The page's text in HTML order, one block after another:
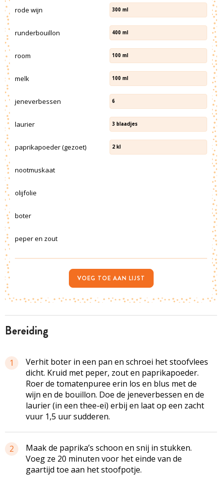
bereiding
1
Verhit boter in een pan en schroei het stoofvlees
dicht. Kruid met peper, zout en paprikapoeder.
Roer de tomatenpuree erin los en blus met de
wijn en de bouillon. Doe de jeneverbessen en de
laurier (in een thee-ei) erbij en laat op een zacht
vuur 1,5 uur sudderen.
2
Maak de paprika’s schoon en snij in stukken.
Voeg ze 20 minuten voor het einde van de
gaartijd toe aan het stoofpotje.
rode wijn 300 ml
runderbouillon 400 ml
room 100 ml
melk 100 ml
jeneverbessen 6
laurier 3 blaadjes
paprikapoeder (gezoet) 2 kl
nootmuskaat
olijfolie
boter
peper en zout
VOEG TOE AAN LIJST